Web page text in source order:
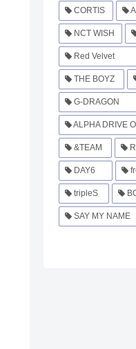
CORTIS
NCT WISH
Red Velvet
THE BOYZ
G-DRAGON
ALPHA DRIVE
&TEAM
DAY6
tripleS
SAY MY NAME